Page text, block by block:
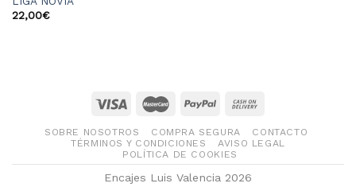
22,00€
SOBRE NOSOTROS COMPRA SEGURA
CONTACTO
TÉRMINOS Y CONDICIONES
AVISO LEGAL
POLÍTICA DE COOKIES
Encajes Luis Valencia 2026